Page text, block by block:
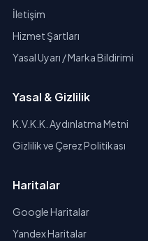
İletişim
Hizmet Şartları
Yasal Uyarı / Marka Bildirimi
Yasal & Gizlilik
K.V.K.K. Aydınlatma Metni
Gizlilik ve Çerez Politikası
Haritalar
Google Haritalar
Yandex Haritalar